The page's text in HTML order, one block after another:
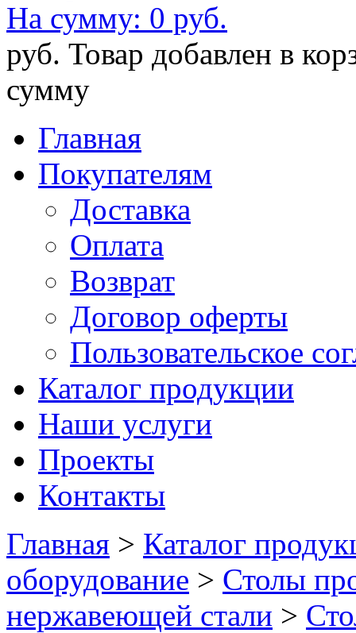
На сумму: 0 руб.
руб. Товар добавлен в
сумму
Главная
Покупателям
Доставка
Оплата
Возврат
Договор оферты
Пользовательское
Каталог продукции
Наши услуги
Проекты
Контакты
Главная > Каталог
оборудование > Столы
нержавеющей стали >